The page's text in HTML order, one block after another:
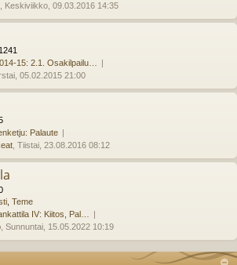
, Keskiviikko, 09.03.2016 14:35
1241
15: 2.1. Osakilpailu…
05.02.2015 21:00
Palaute
, Tiistai, 23.08.2016 08:12
Teme
IV: Kiitos, Pal…
, Sunnuntai, 15.05.2022 10:19